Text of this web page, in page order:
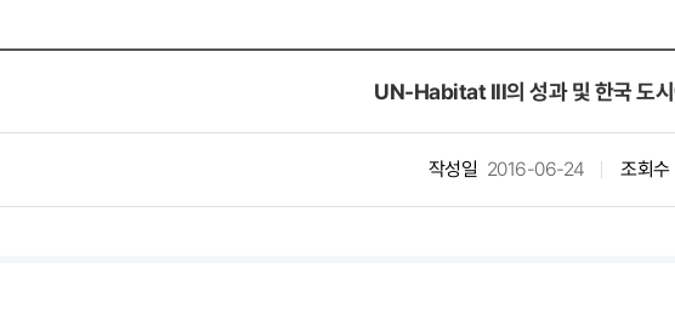
UN-Habitat III의 성과 및 한국 도
작성일 2016-06-24 조회수